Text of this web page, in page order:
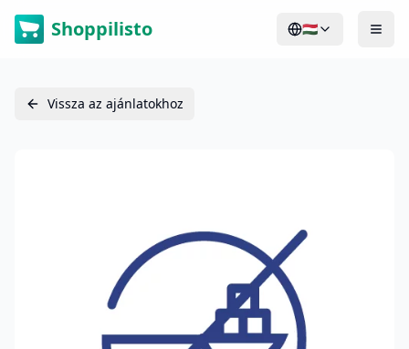
Shoppilisto 🇭🇺
Vissza az ajánlatokhoz